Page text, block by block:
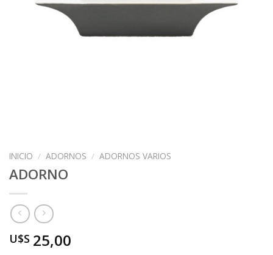
INICIO / ADORNOS / ADORNOS VARIOS
ADORNO
U$S 25,00